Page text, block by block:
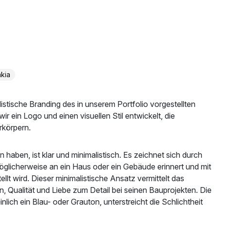
Branding des in unserem Portfolio vorgestellten
ein Logo und einen visuellen Stil entwickelt, die
ist klar und minimalistisch. Es zeichnet sich durch
an ein Haus oder ein Gebäude erinnert und mit
wird. Dieser minimalistische Ansatz vermittelt das
Qualität und Liebe zum Detail bei seinen Bauprojekten. Die
ein Blau- oder Grauton, unterstreicht die Schlichtheit